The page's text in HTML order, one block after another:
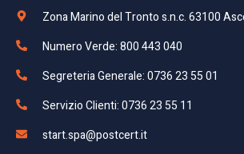
Zona Marino del Tronto s.n.c. 63100
Numero Verde: 800 443 040
Segreteria Generale: 0736 23 55 01
Servizio Clienti: 0736 23 55 11
start.spa@postcert.it